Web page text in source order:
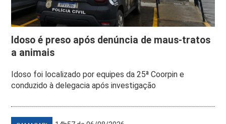
Idoso é preso após denúncia de maus-tratos
a animais
Idoso foi localizado por equipes da 25ª Coorpin e
conduzido à delegacia após investigação